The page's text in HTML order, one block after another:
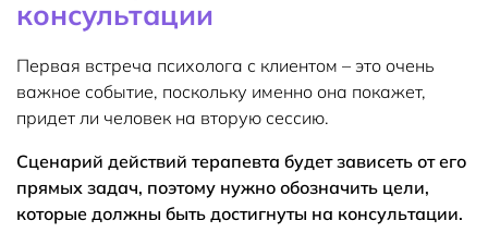
консультации
Первая встреча психолога с клиентом – это очень
важное событие, поскольку именно она покажет,
придет ли человек на вторую сессию.
Сценарий действий терапевта будет зависеть от его
прямых задач, поэтому нужно обозначить цели,
которые должны быть достигнуты на консультации.